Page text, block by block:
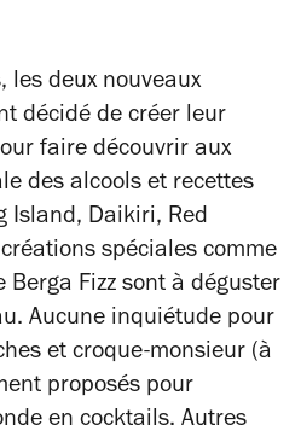
les deux nouveaux
décidé de créer leur
faire découvrir aux
des alcools et recettes
Island, Daikiri, Red
spéciales comme
Berga Fizz sont à déguster
Aucune inquiétude pour
et croque-monsieur (à
proposés pour
en cocktails. Autres